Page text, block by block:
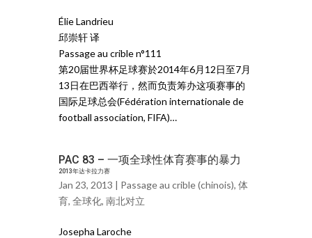
Élie Landrieu
邱崇轩 译
Passage au crible n°111
第20届世界杯足球赛於2014年6月12日至7月
13日在巴西举行，然而负责筹办这项赛事的
国际足球总会(Fédération internationale de
football association, FIFA)…
PAC 83 – 一项全球性体育赛事的暴力
2013年达卡拉力赛
Jan 23, 2013 | Passage au crible (chinois), 体
育, 全球化, 南北对立
Josepha Laroche